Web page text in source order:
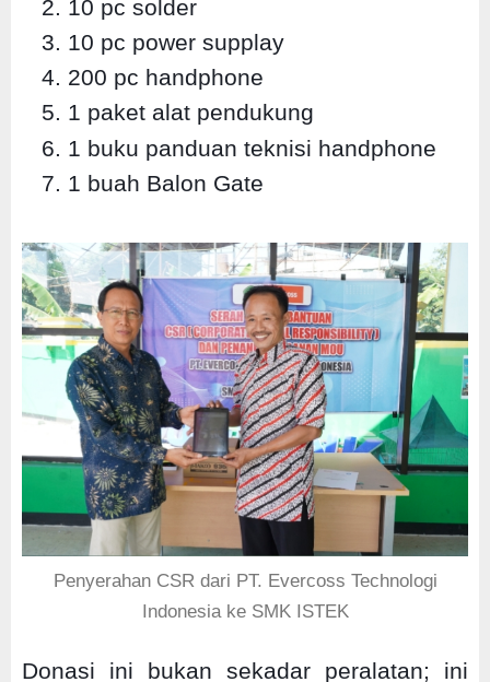
10 pc solder
10 pc power supplay
200 pc handphone
1 paket alat pendukung
1 buku panduan teknisi handphone
1 buah Balon Gate
Penyerahan CSR dari PT. Evercoss Technologi
Indonesia ke SMK ISTEK
Donasi ini bukan sekadar peralatan; ini